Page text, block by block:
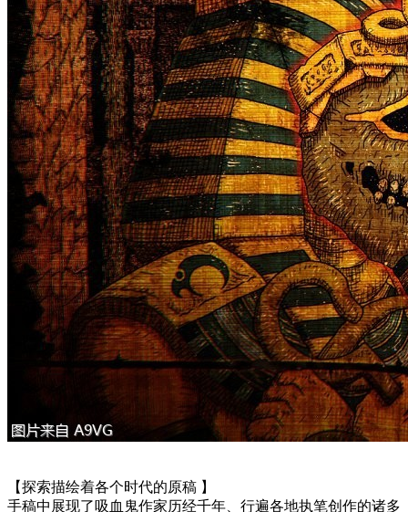
【探索描绘着各个时代的原稿 】
手稿中展现了吸血鬼作家历经千年、行遍各地执笔创作的诸多